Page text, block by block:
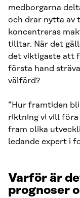
medborgarna
och drar nytta av
koncentreras
tilltar. När det
det viktigaste att
första hand
välfärd?
”Hur framtiden
riktning vi vill föra
fram olika
ledande expert i
Varför är
prognoser